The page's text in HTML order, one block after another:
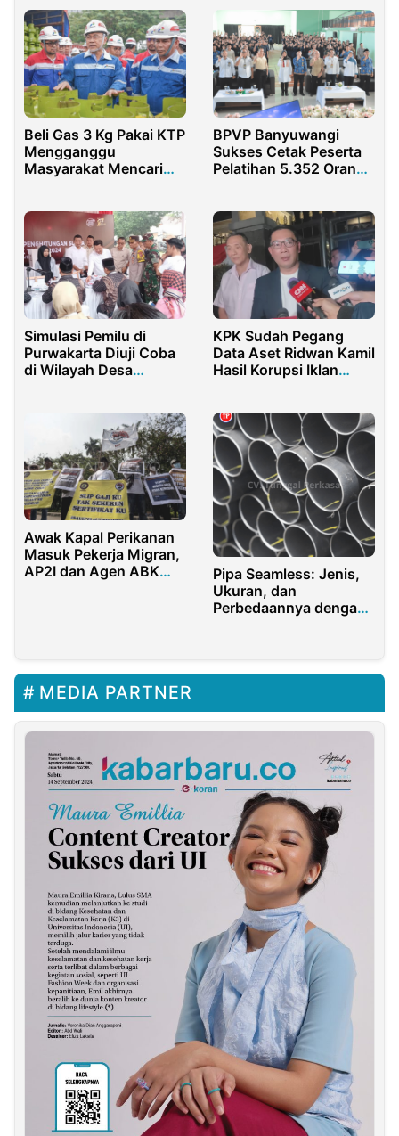
Beli Gas 3 Kg Pakai KTP
Mengganggu
Masyarakat Mencari
BPVP Banyuwangi
Sukses Cetak Peserta
Pelatihan 5.352 Orang
Simulasi Pemilu di
Purwakarta Diuji Coba
di Wilayah Desa
KPK Sudah Pegang
Data Aset Ridwan Kamil
Hasil Korupsi Iklan
Awak Kapal Perikanan
Masuk Pekerja Migran,
AP2I dan Agen ABK
Pipa Seamless: Jenis,
Ukuran, dan
Perbedaannya dengan
MEDIA PARTNER